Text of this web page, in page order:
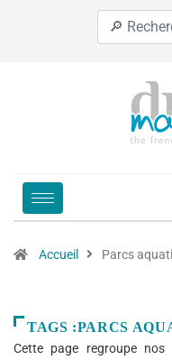
Accueil Parcs
TAGS :PARCS
Cette page regroupe